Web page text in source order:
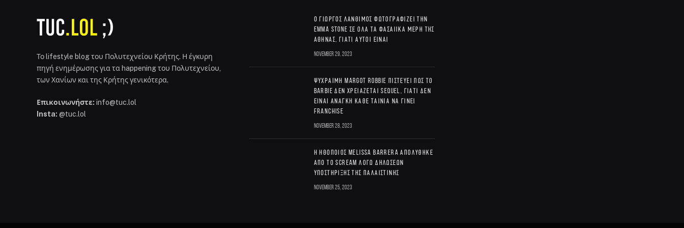
Το lifestyle blog του Πολυτεχνείου Κρήτης. Η έγκυρη
πηγή ενημέρωσης για τα happening του Πολυτεχνείου,
των Χανίων και της Κρήτης γενικότερα.
Επικοινωνήστε: info@tuc.lol
Insta: @tuc.lol
Ο Γιώργος Λάνθιμος φωτογραφίζει την
Emma Stone σε όλα τα φασαίικα μέρη της
Αθήνας, γιατί αυτοί είναι
November 29, 2023
Ψύχραιμη Margot Robbie πιστεύει πως το
Barbie δεν χρειάζεται sequel, γιατί δεν
είναι ανάγκη κάθε ταινία να γίνει
franchise
November 28, 2023
Η ηθοποιός Melissa Barrera απολύθηκε
από το Scream λόγω δηλώσεων
υποστήριξης της Παλαιστίνης
November 25, 2023